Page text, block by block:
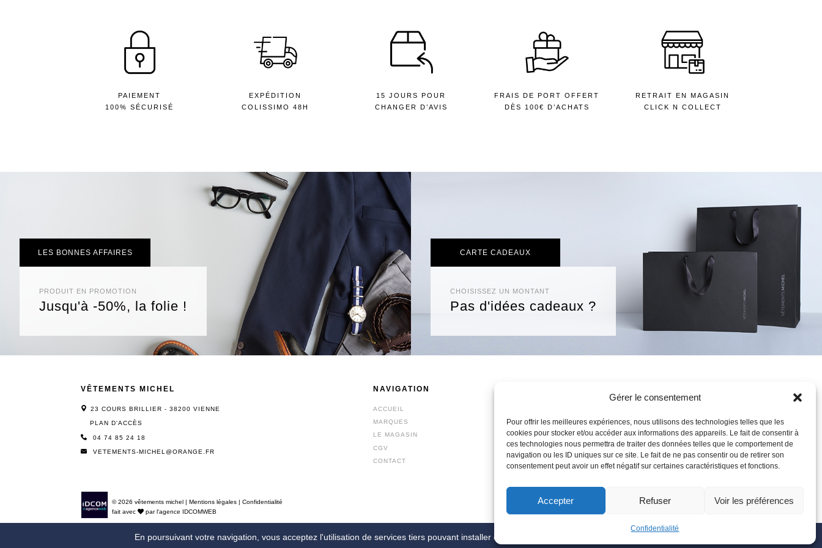
Gérer le consentement
Pour offrir les meilleures expériences, nous utilisons des technologies telles que les
cookies pour stocker et/ou accéder aux informations des appareils. Le fait de consentir à
ces technologies nous permettra de traiter des données telles que le comportement de
navigation ou les ID uniques sur ce site. Le fait de ne pas consentir ou de retirer son
consentement peut avoir un effet négatif sur certaines caractéristiques et fonctions.
Accepter Refuser Voir les préférences
Confidentialité
PAIEMENT
100% SÉCURISÉ
EXPÉDITION
COLISSIMO 48H
15 JOURS POUR
CHANGER D’AVIS
FRAIS DE PORT OFFERT
DÈS 100€ D’ACHATS
RETRAIT EN MAGASIN
CLICK N COLLECT
LES BONNES AFFAIRES
PRODUIT EN PROMOTION
Jusqu'à -50%, la folie !
CARTE CADEAUX
CHOISISSEZ UN MONTANT
Pas d'idées cadeaux ?
VÊTEMENTS MICHEL
23 COURS BRILLIER - 38200 VIENNE
PLAN D'ACCÈS
04 74 85 24 18
VETEMENTS-MICHEL@ORANGE.FR
NAVIGATION
ACCUEIL
MARQUES
LE MAGASIN
CGV
CONTACT
ACCESSOIRES
CHAUSSURES
BONNES AFFAIRES
BON CADEAUX
SE CONNECTER
MON COMPTE
MES COMMANDES
MON PANIER
© 2026 vêtements michel |Mentions légales |Confidentialité
fait avec
par l'agence IDCOMWEB
En poursuivant votre navigation, vous acceptez l'utilisation de services tiers pouvant installer des cookies.